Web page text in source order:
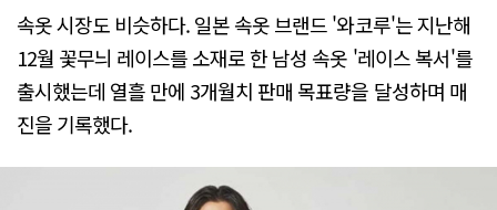
속옷 시장도 비슷하다. 일본 속옷 브랜드 '와코루'는 지난해
12월 꽃무늬 레이스를 소재로 한 남성 속옷 '레이스 복서'를
출시했는데 열흘 만에 3개월치 판매 목표량을 달성하며 매
진을 기록했다.